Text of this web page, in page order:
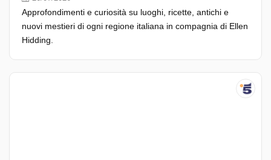
Approfondimenti e curiosità su luoghi, ricette, antichi e
nuovi mestieri di ogni regione italiana in compagnia di Ellen
Hidding.